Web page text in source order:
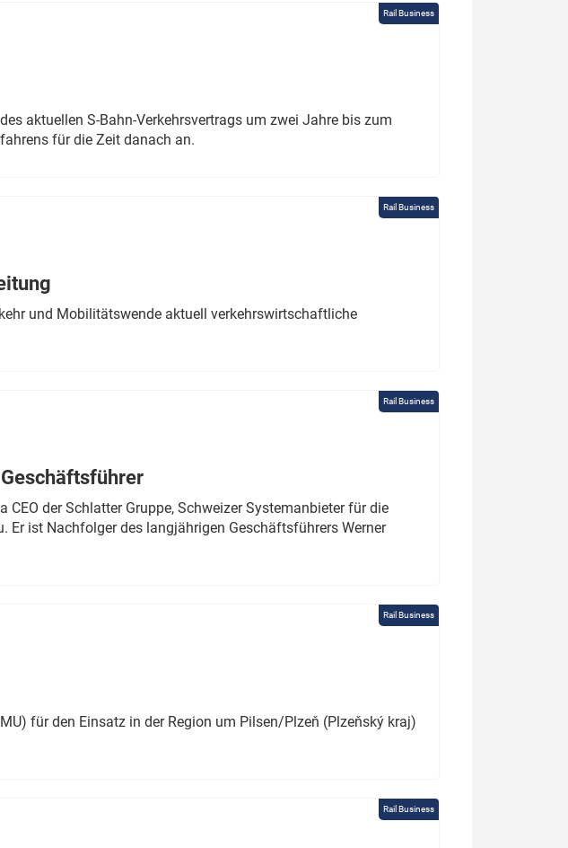
Rail Business
aktuellen S-Bahn-Verkehrsvertrags um zwei Jahre bis zum
für die Zeit danach an.
Rail Business
und Mobilitätswende aktuell verkehrswirtschaftliche
Rail Business
CEO der Schlatter Gruppe, Schweizer Systemanbieter für die
Er ist Nachfolger des langjährigen Geschäftsführers Werner
Rail Business
für den Einsatz in der Region um Pilsen/Plzeň (Plzeňský kraj)
Rail Business